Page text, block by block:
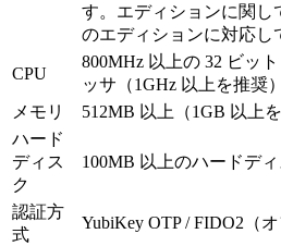
す。エディションに関し
のエディションに対応し
CPU
800MHz 以上の 32 ビッ
ッサ（1GHz 以上を推奨）
メモリ
512MB 以上（1GB 以上を
ハード
ディス
ク
100MB 以上のハードデ
認証方
式
YubiKey OTP / FIDO2（